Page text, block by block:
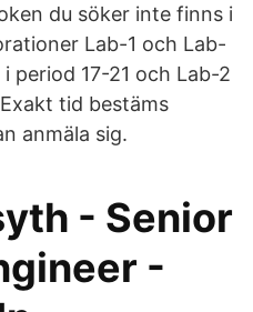
du söker inte finns i
Lab-1 och Lab-
period 17-21 och Lab-2
tid bestäms
anmäla sig.
- Senior
-